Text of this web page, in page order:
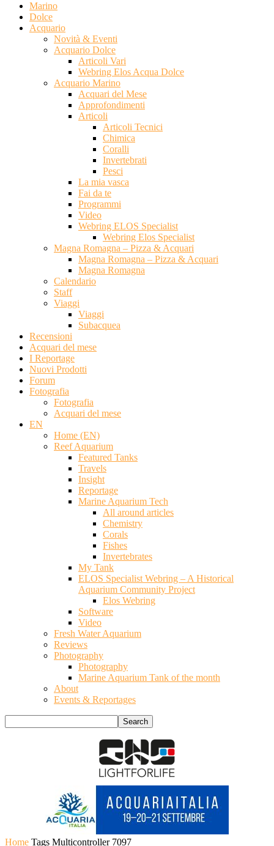
Marino
Dolce
Acquario
Novità & Eventi
Acquario Dolce
Articoli Vari
Webring Elos Acqua Dolce
Acquario Marino
Acquari del Mese
Approfondimenti
Articoli
Articoli Tecnici
Chimica
Coralli
Invertebrati
Pesci
La mia vasca
Fai da te
Programmi
Video
Webring ELOS Specialist
Webring Elos Specialist
Magna Romagna – Pizza & Acquari
Magna Romagna – Pizza & Acquari
Magna Romagna
Calendario
Staff
Viaggi
Viaggi
Subacquea
Recensioni
Acquari del mese
I Reportage
Nuovi Prodotti
Forum
Fotografia
Fotografia
Acquari del mese
EN
Home (EN)
Reef Aquarium
Featured Tanks
Travels
Insight
Reportage
Marine Aquarium Tech
All around articles
Chemistry
Corals
Fishes
Invertebrates
My Tank
ELOS Specialist Webring – A Historical
Aquarium Community Project
Elos Webring
Software
Video
Fresh Water Aquarium
Reviews
Photography
Photography
Marine Aquarium Tank of the month
About
Events & Reportages
Home Tags Multicontroller 7097